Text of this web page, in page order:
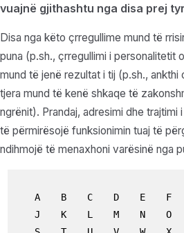
vuajnë gjithashtu nga disa prej
Disa nga këto çrregullime mund të
puna (p.sh., çrregullimi i personalitetit
mund të jenë rezultat i tij (p.sh.,
tjera mund të kenë shkaqe të
ngrënit). Prandaj, adresimi dhe
të përmirësojë funksionimin tuaj të
ndihmojë të menaxhoni varësinë nga
A B C D E F
J
K L M N O